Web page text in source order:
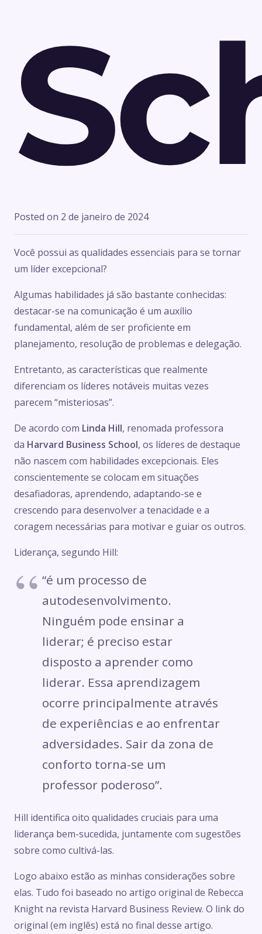
Posted on 2 de janeiro de 2024
Você possui as qualidades essenciais para se tornar
um líder excepcional?
Algumas habilidades já são bastante conhecidas:
destacar-se na comunicação é um auxílio
fundamental, além de ser proficiente em
planejamento, resolução de problemas e delegação.
Entretanto, as características que realmente
diferenciam os líderes notáveis muitas vezes
parecem “misteriosas”.
De acordo com Linda Hill, renomada professora
da Harvard Business School, os líderes de destaque
não nascem com habilidades excepcionais. Eles
conscientemente se colocam em situações
desafiadoras, aprendendo, adaptando-se e
crescendo para desenvolver a tenacidade e a
coragem necessárias para motivar e guiar os outros.
Liderança, segundo Hill:
“é um processo de
autodesenvolvimento.
Ninguém pode ensinar a
liderar; é preciso estar
disposto a aprender como
liderar. Essa aprendizagem
ocorre principalmente através
de experiências e ao enfrentar
adversidades. Sair da zona de
conforto torna-se um
professor poderoso”.
Hill identifica oito qualidades cruciais para uma
liderança bem-sucedida, juntamente com sugestões
sobre como cultivá-las.
Logo abaixo estão as minhas considerações sobre
elas. Tudo foi baseado no artigo original de Rebecca
Knight na revista Harvard Business Review. O link do
original (em inglês) está no final desse artigo.